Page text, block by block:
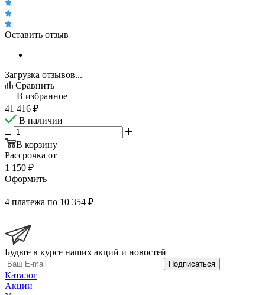
Оставить отзыв
Загрузка отзывов...
Сравнить
В избранное
41 416 ₽
В наличии
В корзину
Рассрочка от
1 150 ₽
Оформить
4 платежа по 10 354 ₽
Будьте в курсе наших акций и новостей
Подписаться
Каталог
Акции